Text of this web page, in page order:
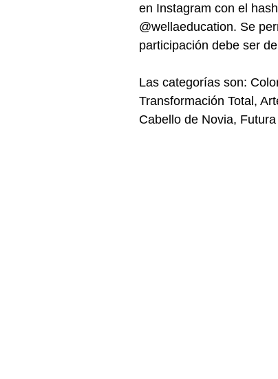
en Instagram con el
@wellaeducation. Se
participación debe ser
Las categorías son:
Transformación Total,
Cabello de Novia,